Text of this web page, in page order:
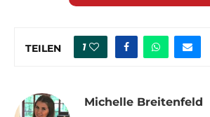
TEILEN 1
Michelle Breitenfeld